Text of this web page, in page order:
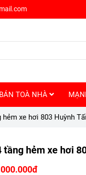
BÁN TOÀ NHÀ
hẻm xe hơi 803 Huỳnh
tầng hẻm xe hơi